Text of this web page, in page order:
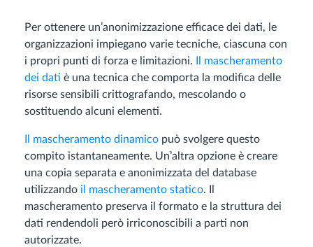
Per ottenere un’anonimizzazione efficace dei dati, le
organizzazioni impiegano varie tecniche, ciascuna con
i propri punti di forza e limitazioni.
Il mascheramento
dei dati è una tecnica che comporta la modifica delle
risorse sensibili crittografando, mescolando o
sostituendo alcuni elementi.
Il mascheramento dinamico può svolgere questo
compito istantaneamente. Un’altra opzione è creare
una copia separata e anonimizzata del database
utilizzando il mascheramento statico. Il
mascheramento preserva il formato e la struttura dei
dati rendendoli però irriconoscibili a parti non
autorizzate.